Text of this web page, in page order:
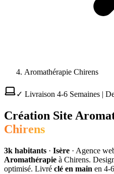
Aromathérapie Chirens
✓ Livraison 4-6 Semaines |
Création Site
Chirens
3k habitants · Isère · Agence
Aromathérapie à Chirens.
optimisé. Livré clé en main en 4-